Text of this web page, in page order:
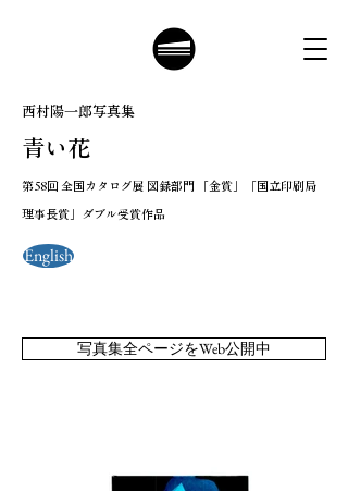
​西村陽一郎写真集
青い花
​第58回 全国カタログ展 図録部門 「金賞」「国立印刷局
理事長賞」ダブル受賞作品
English
写真集全ページをWeb公開中